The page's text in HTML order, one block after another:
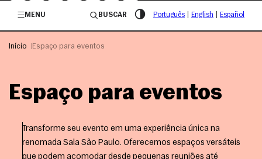
/governosp
MENU
BUSCAR Português English Español
Início Espaço para eventos
Espaço para eventos
Transforme seu evento em uma experiência única na
renomada Sala São Paulo. Oferecemos espaços versáteis
que podem acomodar desde pequenas reuniões até